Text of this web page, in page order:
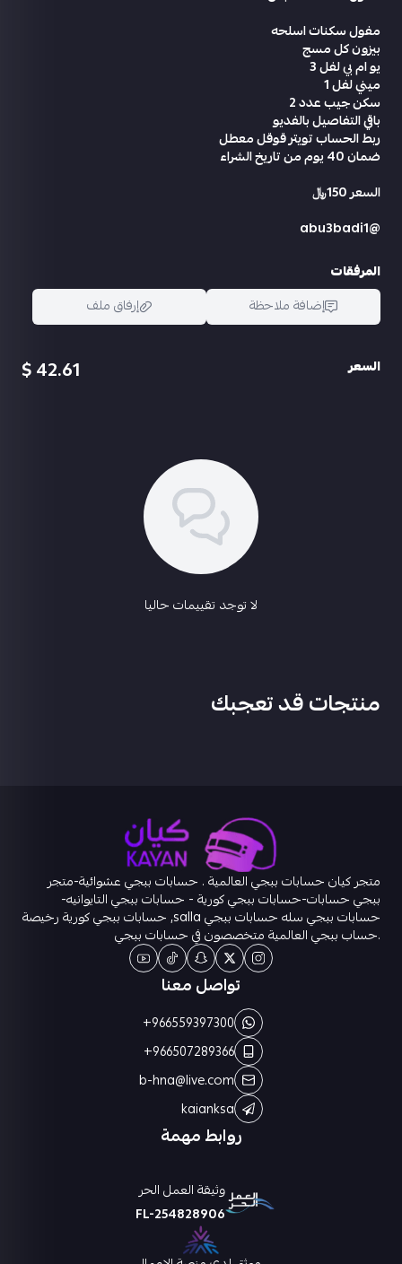
مفول سكنات اسلحه
بيزون كل مسج
يو ام بي لفل 3
ميني لفل 1
سكن جيب عدد 2
باقي التفاصيل بالفديو
ربط الحساب تويتر قوقل معطل
ضمان 40 يوم من تاريخ الشراء
السعر 150﷼
@abu3badi1
المرفقات
إضافة ملاحظة
إرفاق ملف
السعر 42.61 $
لا توجد تقييمات حاليا
منتجات قد تعجبك
متجر كيان حسابات ببجي العالمية . حسابات ببجي عشوائية-متجر
ببجي حسابات-حسابات ببجي كورية - حسابات ببجي التايوانيه-
حسابات ببجي سله حسابات ببجي salla, حسابات ببجي كورية رخيصة
.حساب ببجي العالمية متخصصون في حسابات ببجي
روابط مهمة
تواصل معنا
+966559397300
+966507289366
b-hna@live.com
kaianksa
وثيقة العمل الحر
FL-254828906